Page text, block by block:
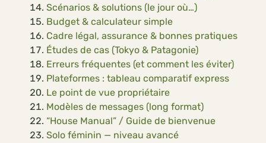
Scénarios & solutions (le jour où…)
Budget & calculateur simple
Cadre légal, assurance & bonnes pratiques
Études de cas (Tokyo & Patagonie)
Erreurs fréquentes (et comment les éviter)
Plateformes : tableau comparatif express
Le point de vue propriétaire
Modèles de messages (long format)
“House Manual” / Guide de bienvenue
Solo féminin — niveau avancé